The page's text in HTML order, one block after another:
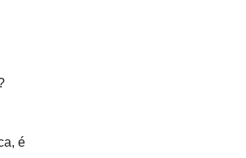
é